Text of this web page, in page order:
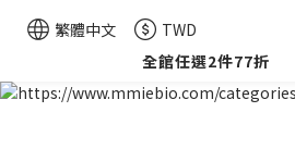
繁體中文 TWD
全館任選2件77折